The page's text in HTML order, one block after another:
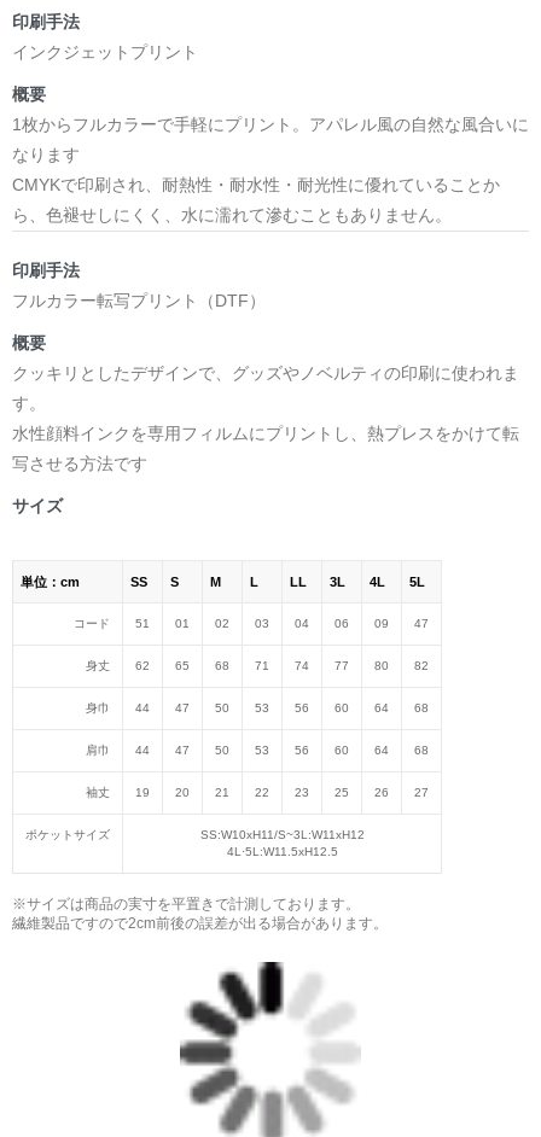
印刷手法
インクジェットプリント
概要
1枚からフルカラーで手軽にプリント。アパレル風の自然な風合いに
なります
CMYKで印刷され、耐熱性・耐水性・耐光性に優れていることか
ら、色褪せしにくく、水に濡れて滲むこともありません。
印刷手法
フルカラー転写プリント（DTF）
概要
クッキリとしたデザインで、グッズやノベルティの印刷に使われま
す。
水性顔料インクを専用フィルムにプリントし、熱プレスをかけて転
写させる方法です
サイズ
単位：cm SS S M L LL 3L 4L 5L
コード 51 01 02 03 04 06 09 47
身丈 62 65 68 71 74 77 80 82
身巾 44 47 50 53 56 60 64 68
肩巾 44 47 50 53 56 60 64 68
袖丈 19 20 21 22 23 25 26 27
ポケットサイズ
SS:W10хH11/S~3L:W11хH12
4L·5L:W11.5хH12.5
※サイズは商品の実寸を平置きで計測しております。
繊維製品ですので2cm前後の誤差が出る場合があります。